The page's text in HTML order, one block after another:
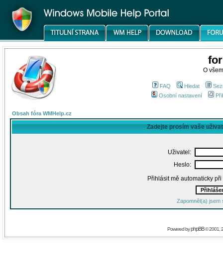
O
FAQ Hledat
Osobní nastavení
Obsah fóra WMHelp.cz
Zadejte prosím vaše
Uživatel:
Heslo:
Přihlásit mě automaticky
Zapomněl(a) jsem
Powered byphpBB© 2001,